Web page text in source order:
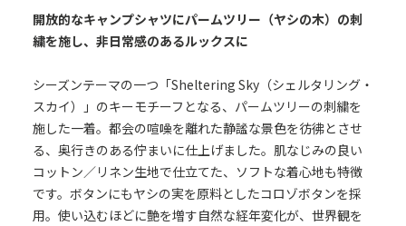
開放的なキャンプシャツにパームツリー（ヤシの木）の刺
繍を施し、非日常感のあるルックスに
シーズンテーマの一つ「Sheltering Sky（シェルタリング・
スカイ）」のキーモチーフとなる、パームツリーの刺繍を
施した一着。都会の喧噪を離れた静謐な景色を彷彿とさせ
る、奥行きのある佇まいに仕上げました。肌なじみの良い
コットン／リネン生地で仕立てた、ソフトな着心地も特徴
です。ボタンにもヤシの実を原料としたコロゾボタンを採
用。使い込むほどに艶を増す自然な経年変化が、世界観を